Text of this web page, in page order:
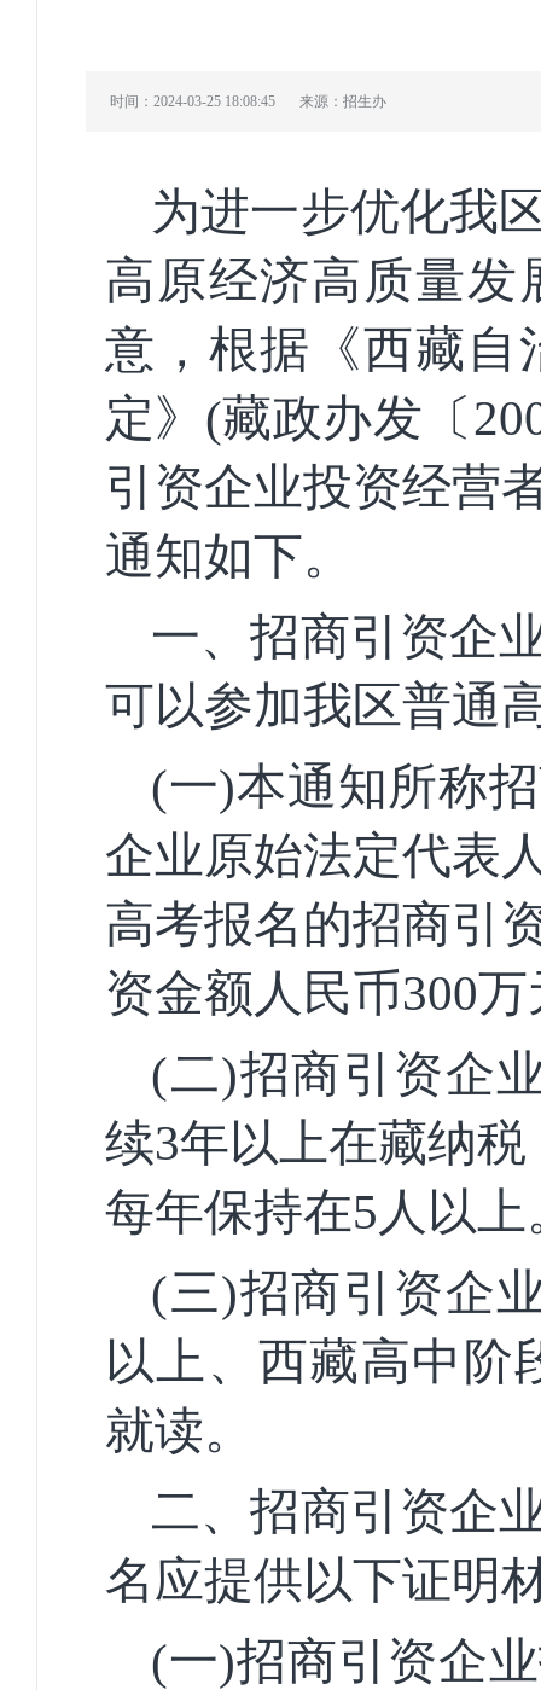
时间：2024-03-25 18:08:45 来源：招生办
为进一步优化我
高原经济高质量发
意，根据《西藏自
定》(藏政办发〔
引资企业投资经营
通知如下。
一、招商引资企
可以参加我区普通
(一)本通知所称
企业原始法定代表
高考报名的招商引
资金额人民币300
(二)招商引资企
续3年以上在藏纳
每年保持在5人以上
(三)招商引资企
以上、西藏高中阶
就读。
二、招商引资企
名应提供以下证明
(一)招商引资企